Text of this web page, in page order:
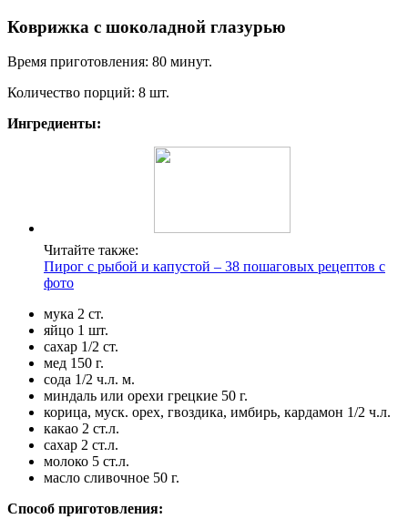
Коврижка с шоколадной глазурью
Время приготовления: 80 минут.
Количество порций: 8 шт.
Ингредиенты:
Читайте также:
Пирог с рыбой и капустой – 38 пошаговых рецептов с
фото
мука 2 ст.
яйцо 1 шт.
сахар 1/2 ст.
мед 150 г.
сода 1/2 ч.л. м.
миндаль или орехи грецкие 50 г.
корица, муск. орех, гвоздика, имбирь, кардамон 1/2 ч.л.
какао 2 ст.л.
сахар 2 ст.л.
молоко 5 ст.л.
масло сливочное 50 г.
Способ приготовления: